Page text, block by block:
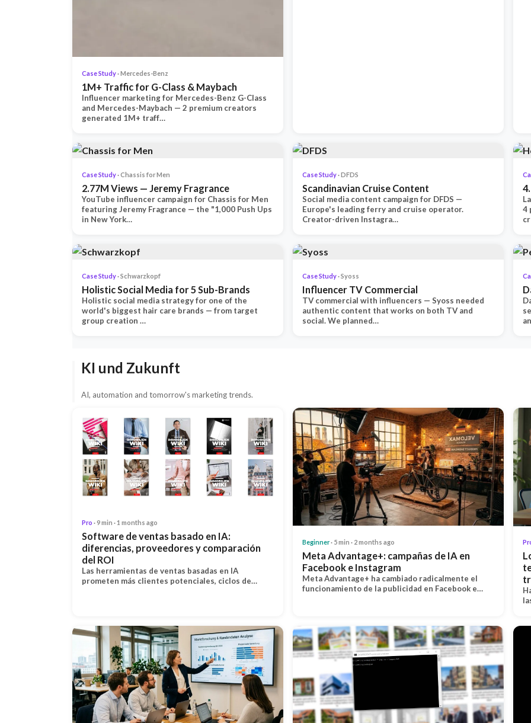
Case Study· Mercedes-Benz
1M+ Traffic for G-Class & Maybach
Influencer marketing for Mercedes-Benz G-Class
and Mercedes-Maybach — 2 premium creators
generated 1M+ traff…
Case Study· Chassis for Men
2.77M Views — Jeremy Fragrance
YouTube influencer campaign for Chassis for Men
featuring Jeremy Fragrance — the "1,000 Push Ups
in New York…
Case Study· DFDS
Scandinavian Cruise Content
Social media content campaign for DFDS —
Europe's leading ferry and cruise operator.
Creator-driven Instagra…
4
Case Study· Schwarzkopf
Holistic Social Media for 5 Sub-Brands
Holistic social media strategy for one of the
world's biggest hair care brands — from target
group creation …
Case Study· Syoss
Influencer TV Commercial
TV commercial with influencers — Syoss needed
authentic content that works on both TV and
social. We planned…
KI und Zukunft
AI, automation and tomorrow's marketing trends.
Pro · 9 min · 1 months ago
Software de ventas basado en IA:
diferencias, proveedores y comparación
del ROI
Las herramientas de ventas basadas en IA
prometen más clientes potenciales, ciclos de…
Beginner· 5 min · 2 months ago
Meta Advantage+: campañas de IA en
Facebook e Instagram
Meta Advantage+ ha cambiado radicalmente el
funcionamiento de la publicidad en Facebook e…